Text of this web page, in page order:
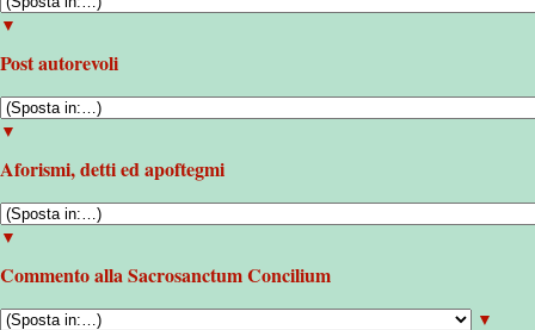
▼
Post autorevoli
▼
Aforismi, detti ed apoftegmi
▼
Commento alla Sacrosanctum Concilium
▼